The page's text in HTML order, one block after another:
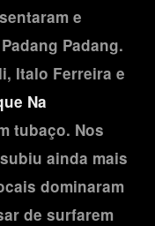
e
Padang.
Italo Ferreira e
Na
tubaço. Nos
ainda mais
dominaram
de surfarem